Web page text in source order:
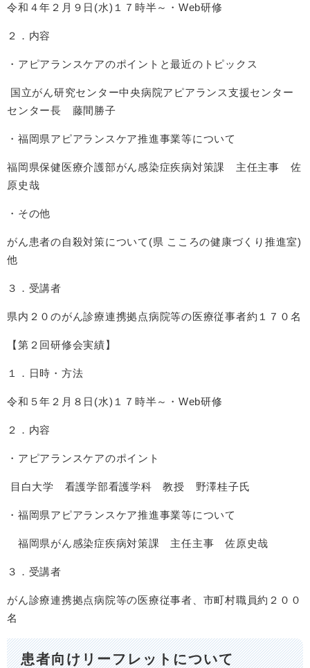
令和４年２月９日(水)１７時半～・Web研修
２．内容
・アピアランスケアのポイントと最近のトピックス
国立がん研究センター中央病院アピアランス支援センター
センター長 藤間勝子
・福岡県アピアランスケア推進事業等について
福岡県保健医療介護部がん感染症疾病対策課 主任主事 佐
原史哉
・その他
がん患者の自殺対策について(県 こころの健康づくり推進室)
他
３．受講者
県内２０のがん診療連携拠点病院等の医療従事者約１７０名
【第２回研修会実績】
１．日時・方法
令和５年２月８日(水)１７時半～・Web研修
２．内容
・アピアランスケアのポイント
目白大学 看護学部看護学科 教授 野澤桂子氏
・福岡県アピアランスケア推進事業等について
福岡県がん感染症疾病対策課 主任主事 佐原史哉
３．受講者
がん診療連携拠点病院等の医療従事者、市町村職員約２００
名
患者向けリーフレットについて